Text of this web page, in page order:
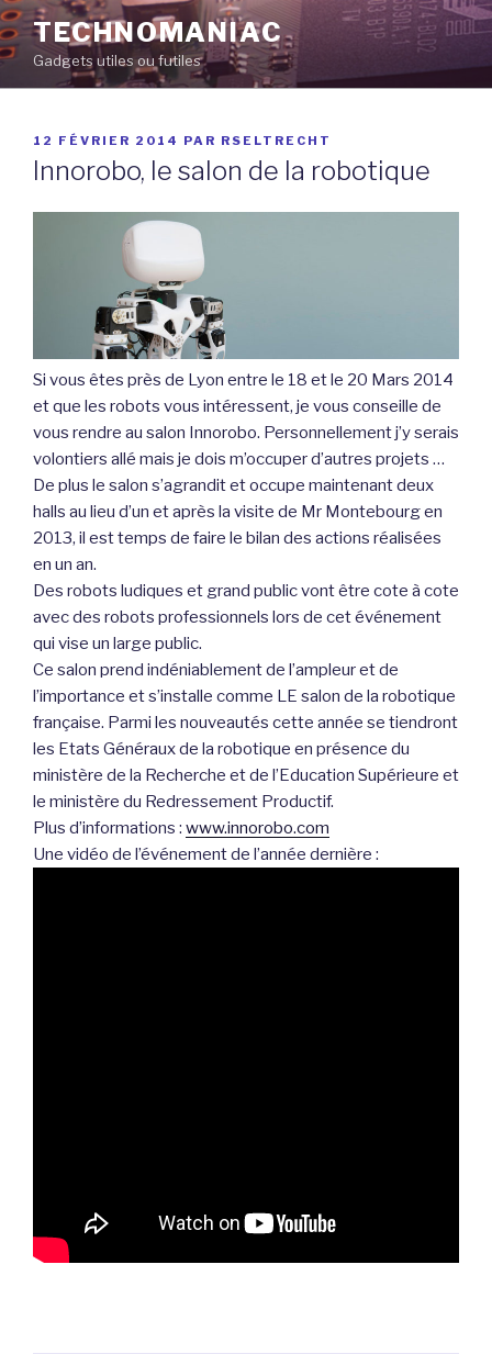
Aller
au
contenu
principal
TECHNOMANIAC
Gadgets utiles ou futiles
PUBLIÉ
LE
12 FÉVRIER 2014 PAR RSELTRECHT
Innorobo, le salon de la robotique
Si vous êtes près de Lyon entre le 18 et le 20 Mars 2014
et que les robots vous intéressent, je vous conseille de
vous rendre au salon Innorobo. Personnellement j’y serais
volontiers allé mais je dois m’occuper d’autres projets …
De plus le salon s’agrandit et occupe maintenant deux
halls au lieu d’un et après la visite de Mr Montebourg en
2013, il est temps de faire le bilan des actions réalisées
en un an.
Des robots ludiques et grand public vont être cote à cote
avec des robots professionnels lors de cet événement
qui vise un large public.
Ce salon prend indéniablement de l’ampleur et de
l’importance et s’installe comme LE salon de la robotique
française. Parmi les nouveautés cette année se tiendront
les Etats Généraux de la robotique en présence du
ministère de la Recherche et de l’Education Supérieure et
le ministère du Redressement Productif.
Plus d’informations : www.innorobo.com
Une vidéo de l’événement de l’année dernière :